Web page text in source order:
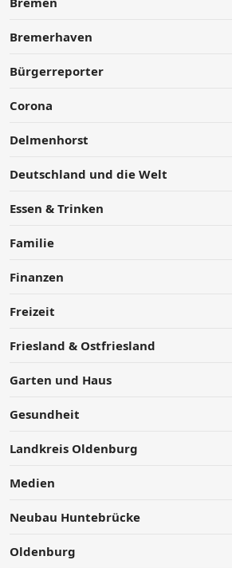
Bremerhaven
Bürgerreporter
Corona
Delmenhorst
Deutschland und die Welt
Essen & Trinken
Familie
Finanzen
Freizeit
Friesland & Ostfriesland
Garten und Haus
Gesundheit
Landkreis Oldenburg
Medien
Neubau Huntebrücke
Oldenburg